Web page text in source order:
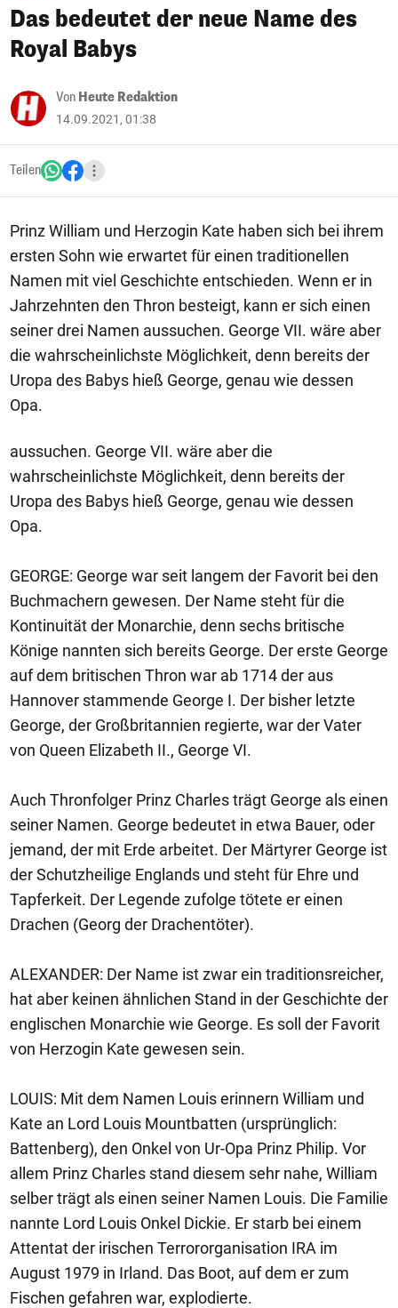
Das bedeutet der neue Name des
Royal Babys
Von Heute Redaktion
14.09.2021, 01:38
Teilen
Prinz William und Herzogin Kate haben sich bei ihrem
ersten Sohn wie erwartet für einen traditionellen
Namen mit viel Geschichte entschieden. Wenn er in
Jahrzehnten den Thron besteigt, kann er sich einen
seiner drei Namen aussuchen. George VII. wäre aber
die wahrscheinlichste Möglichkeit, denn bereits der
Uropa des Babys hieß George, genau wie dessen
Opa.
aussuchen. George VII. wäre aber die
wahrscheinlichste Möglichkeit, denn bereits der
Uropa des Babys hieß George, genau wie dessen
Opa.
GEORGE: George war seit langem der Favorit bei den
Buchmachern gewesen. Der Name steht für die
Kontinuität der Monarchie, denn sechs britische
Könige nannten sich bereits George. Der erste George
auf dem britischen Thron war ab 1714 der aus
Hannover stammende George I. Der bisher letzte
George, der Großbritannien regierte, war der Vater
von Queen Elizabeth II., George VI.
Auch Thronfolger Prinz Charles trägt George als einen
seiner Namen. George bedeutet in etwa Bauer, oder
jemand, der mit Erde arbeitet. Der Märtyrer George ist
der Schutzheilige Englands und steht für Ehre und
Tapferkeit. Der Legende zufolge tötete er einen
Drachen (Georg der Drachentöter).
ALEXANDER: Der Name ist zwar ein traditionsreicher,
hat aber keinen ähnlichen Stand in der Geschichte der
englischen Monarchie wie George. Es soll der Favorit
von Herzogin Kate gewesen sein.
LOUIS: Mit dem Namen Louis erinnern William und
Kate an Lord Louis Mountbatten (ursprünglich:
Battenberg), den Onkel von Ur-Opa Prinz Philip. Vor
allem Prinz Charles stand diesem sehr nahe, William
selber trägt als einen seiner Namen Louis. Die Familie
nannte Lord Louis Onkel Dickie. Er starb bei einem
Attentat der irischen Terrororganisation IRA im
August 1979 in Irland. Das Boot, auf dem er zum
Fischen gefahren war, explodierte.